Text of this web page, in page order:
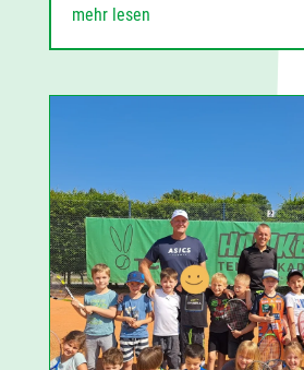
mehr lesen